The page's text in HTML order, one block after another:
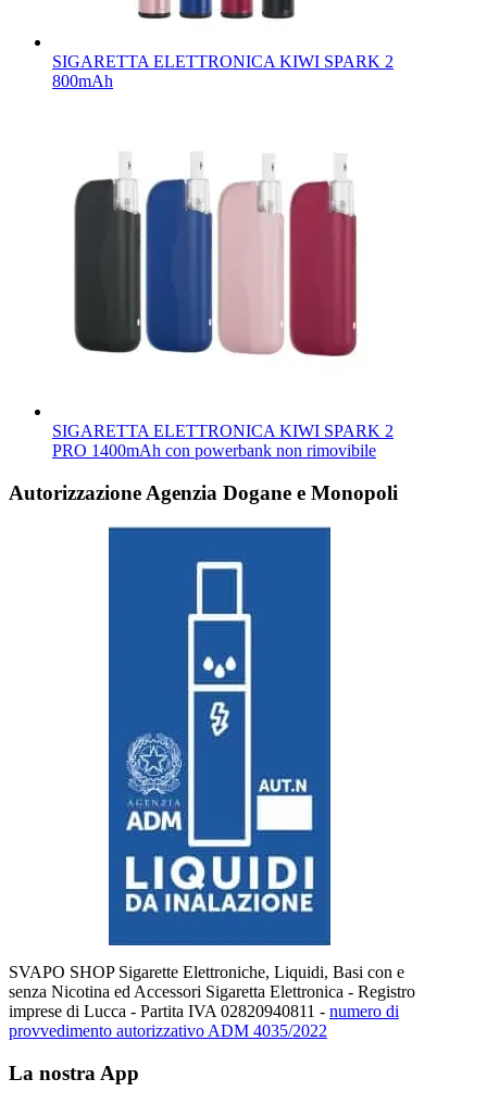
SIGARETTA ELETTRONICA KIWI SPARK 2
800mAh
SIGARETTA ELETTRONICA KIWI SPARK 2
PRO 1400mAh con powerbank non rimovibile
Autorizzazione Agenzia Dogane e Monopoli
SVAPO SHOP Sigarette Elettroniche, Liquidi, Basi con e
senza Nicotina ed Accessori Sigaretta Elettronica - Registro
imprese di Lucca - Partita IVA 02820940811 - numero di
provvedimento autorizzativo ADM 4035/2022
La nostra App